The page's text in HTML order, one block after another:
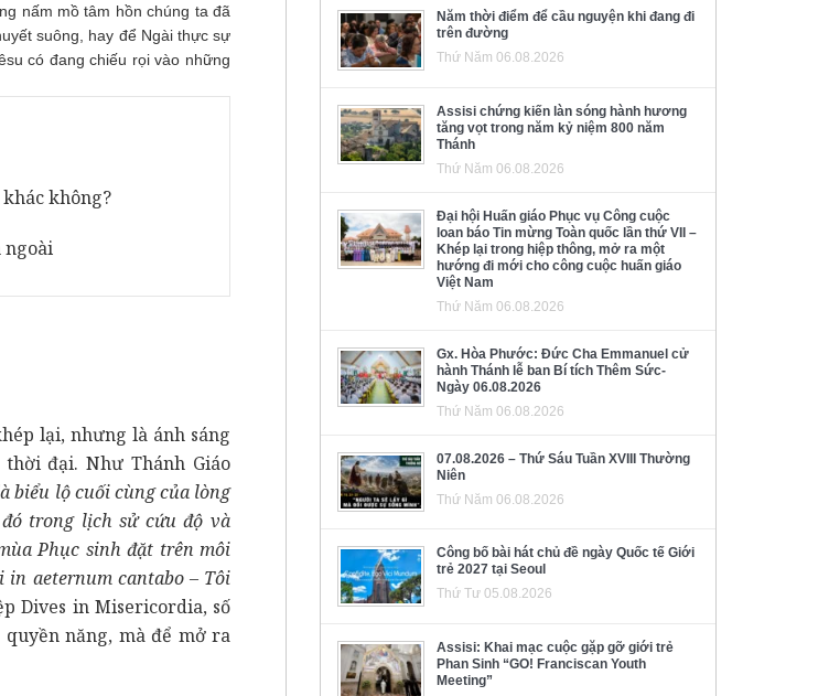
nấm mồ tâm hồn chúng ta đã
suông, hay để Ngài thực sự
có đang chiếu rọi vào những
không?
ngoài
lại, nhưng là ánh sáng
đại. Như Thánh Giáo
biểu lộ cuối cùng của lòng
trong lịch sử cứu độ và
Phục sinh đặt trên môi
aeternum cantabo – Tôi
Dives in Misericordia, số
năng, mà để mở ra
Năm thời điểm để cầu nguyện khi đang đi
trên đường
Thứ Năm 06.08.2026
Assisi chứng kiến làn sóng hành hương
tăng vọt trong năm kỷ niệm 800 năm
Thánh
Thứ Năm 06.08.2026
Đại hội Huấn giáo Phục vụ Công cuộc
loan báo Tin mừng Toàn quốc lần thứ VII –
Khép lại trong hiệp thông, mở ra một
hướng đi mới cho công cuộc huấn giáo
Việt Nam
Thứ Năm 06.08.2026
Gx. Hòa Phước: Đức Cha Emmanuel cử
hành Thánh lễ ban Bí tích Thêm Sức-
Ngày 06.08.2026
Thứ Năm 06.08.2026
07.08.2026 – Thứ Sáu Tuần XVIII Thường
Niên
Thứ Năm 06.08.2026
Công bố bài hát chủ đề ngày Quốc tế Giới
trẻ 2027 tại Seoul
Thứ Tư 05.08.2026
Assisi: Khai mạc cuộc gặp gỡ giới trẻ
Phan Sinh “GO! Franciscan Youth
Meeting”